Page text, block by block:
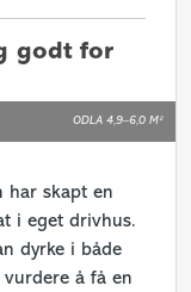
godt for
ODLA 4,9–6,0 M²
har skapt en
i eget drivhus.
dyrke i både
å få en